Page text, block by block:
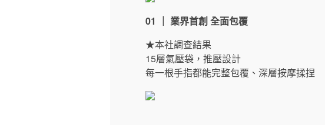
01 ｜ 業界首創 全面包覆
★本社調查結果
15層氣壓袋，推壓設計
每一根手指都能完整包覆、深層按摩揉捏